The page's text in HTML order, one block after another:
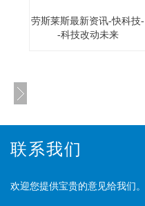
劳斯莱斯最新资讯-快科技-
-科技改动未来
联系我们
欢迎您提供宝贵的意见给我们。